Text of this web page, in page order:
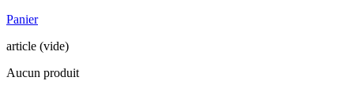
Panier
article (vide)
Aucun produit